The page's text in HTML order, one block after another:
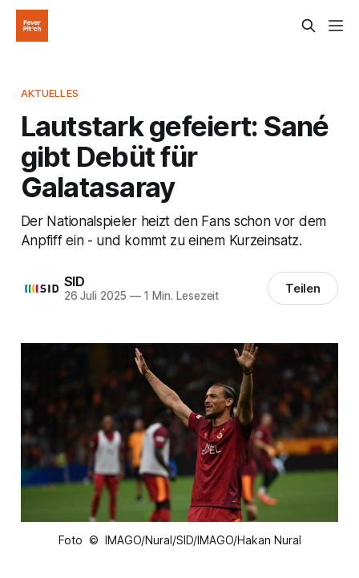
AKTUELLES
Lautstark gefeiert: Sané
gibt Debüt für
Galatasaray
Der Nationalspieler heizt den Fans schon vor dem
Anpfiff ein - und kommt zu einem Kurzeinsatz.
SID
26 Juli 2025 —1 Min. Lesezeit Teilen
Foto © IMAGO/Nural/SID/IMAGO/Hakan Nural